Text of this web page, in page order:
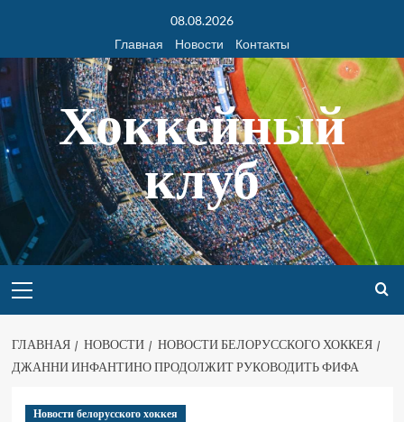
08.08.2026
Главная
Новости Контакты
Хоккейный
клуб
ГЛАВНАЯ НОВОСТИ
НОВОСТИ БЕЛОРУССКОГО ХОККЕЯ
ДЖАННИ ИНФАНТИНО ПРОДОЛЖИТ РУКОВОДИТЬ ФИФА
Новости белорусского хоккея